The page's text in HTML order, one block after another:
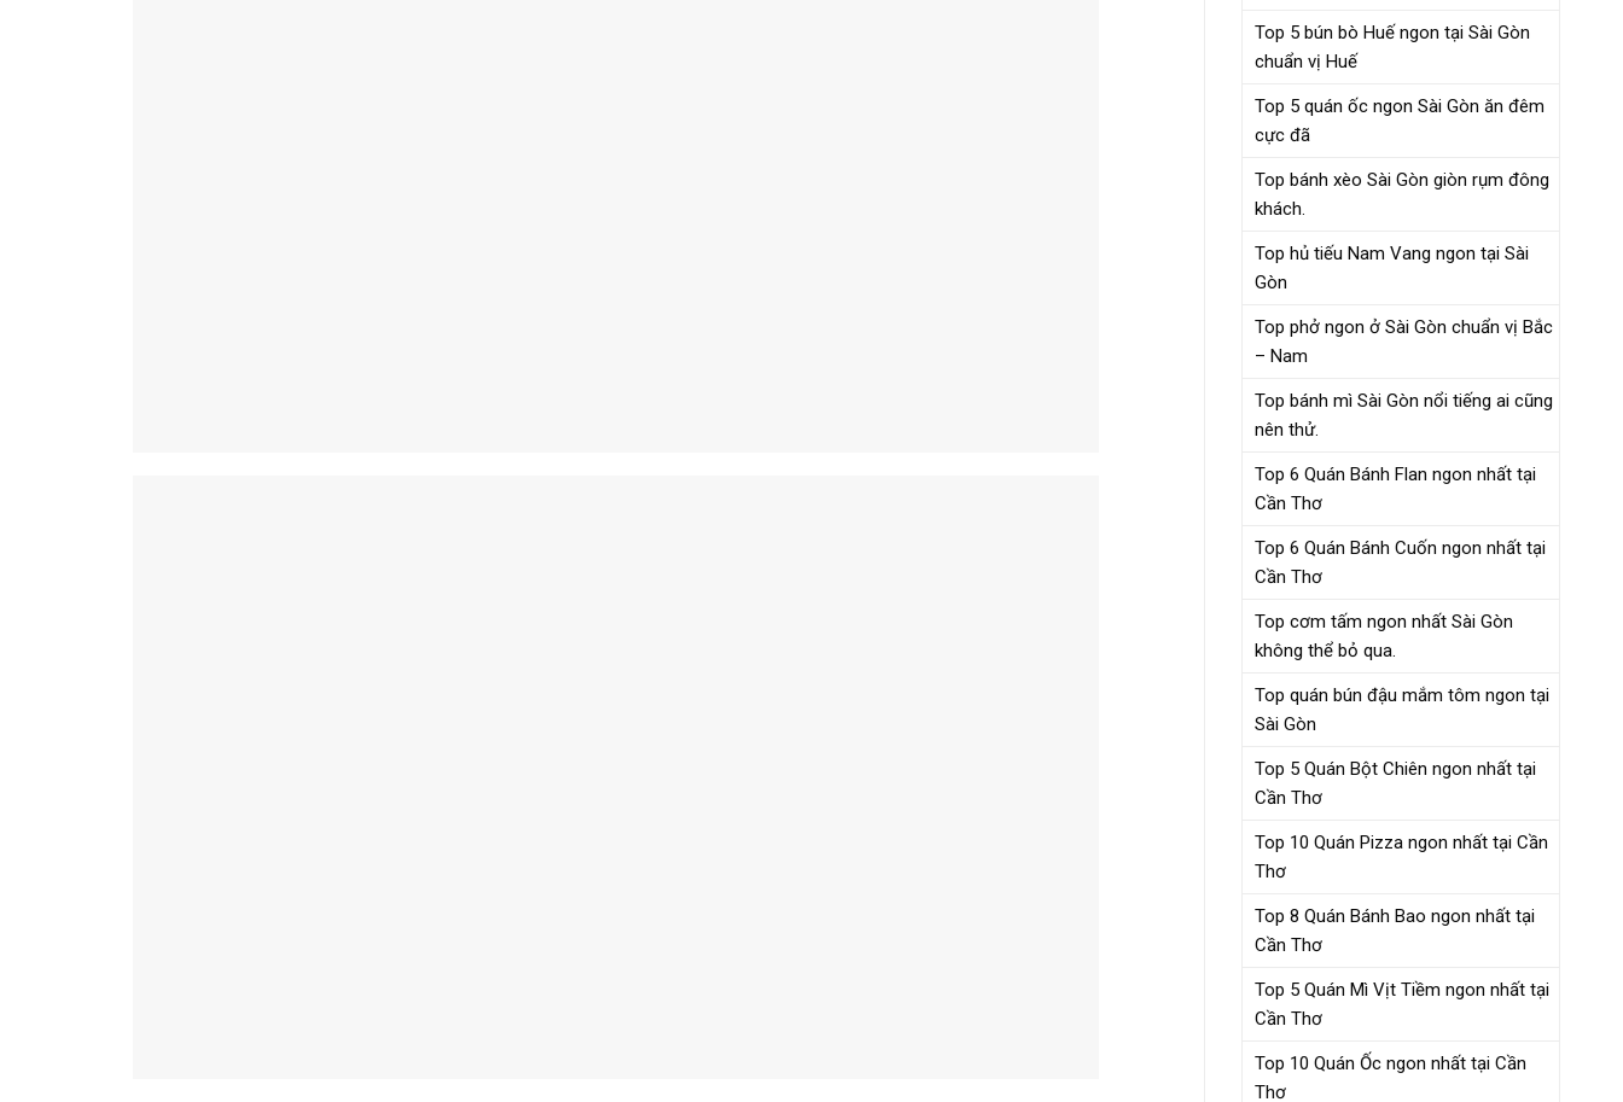
Top 5 bún bò Huế ngon tại Sài Gòn
chuẩn vị Huế
Top 5 quán ốc ngon Sài Gòn ăn đêm
cực đã
Top bánh xèo Sài Gòn giòn rụm đông
khách.
Top hủ tiếu Nam Vang ngon tại Sài
Gòn
Top phở ngon ở Sài Gòn chuẩn vị Bắc
– Nam
Top bánh mì Sài Gòn nổi tiếng ai cũng
nên thử.
Top 6 Quán Bánh Flan ngon nhất tại
Cần Thơ
Top 6 Quán Bánh Cuốn ngon nhất tại
Cần Thơ
Top cơm tấm ngon nhất Sài Gòn
không thể bỏ qua.
Top quán bún đậu mắm tôm ngon tại
Sài Gòn
Top 5 Quán Bột Chiên ngon nhất tại
Cần Thơ
Top 10 Quán Pizza ngon nhất tại Cần
Thơ
Top 8 Quán Bánh Bao ngon nhất tại
Cần Thơ
Top 5 Quán Mì Vịt Tiềm ngon nhất tại
Cần Thơ
Top 10 Quán Ốc ngon nhất tại Cần
Thơ